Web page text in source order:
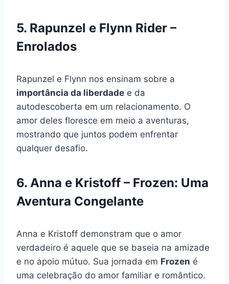
5. Rapunzel e Flynn Rider –
Enrolados
Rapunzel e Flynn nos ensinam sobre a
importância da liberdade e da
autodescoberta em um relacionamento. O
amor deles floresce em meio a aventuras,
mostrando que juntos podem enfrentar
qualquer desafio.
6. Anna e Kristoff – Frozen: Uma
Aventura Congelante
Anna e Kristoff demonstram que o amor
verdadeiro é aquele que se baseia na amizade
e no apoio mútuo. Sua jornada em Frozen é
uma celebração do amor familiar e romântico.